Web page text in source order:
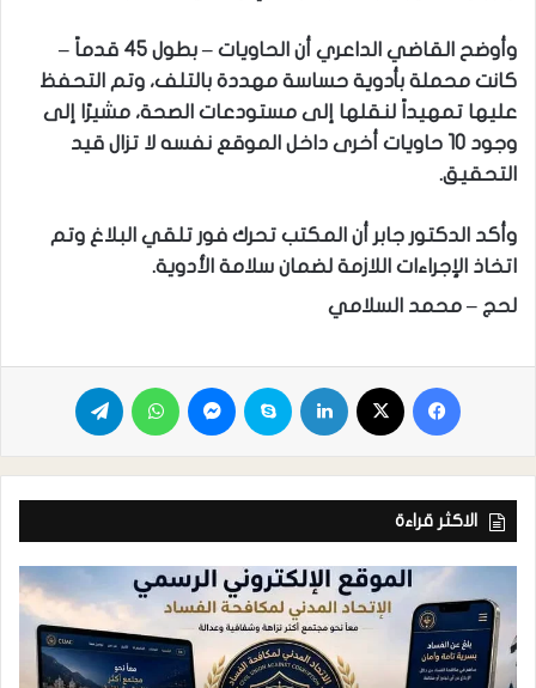
وأوضح القاضي الداعري أن الحاويات – بطول 45 قدماً –
كانت محملة بأدوية حساسة مهددة بالتلف، وتم التحفظ
عليها تمهيداً لنقلها إلى مستودعات الصحة، مشيرًا إلى
وجود 10 حاويات أخرى داخل الموقع نفسه لا تزال قيد
التحقيق.
وأكد الدكتور جابر أن المكتب تحرك فور تلقي البلاغ وتم
اتخاذ الإجراءات اللازمة لضمان سلامة الأدوية.
لحج – محمد السلامي
الاكثر قراءة